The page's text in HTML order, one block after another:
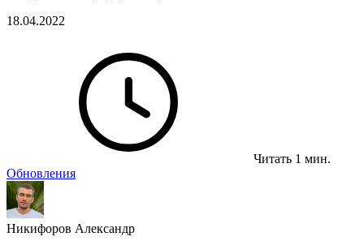
18.04.2022
Читать 1 мин.
Обновления
Никифоров Александр